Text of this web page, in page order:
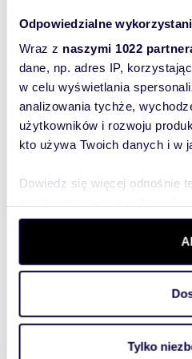
Odpowiedzialne
Wraz z naszymi 1022
dane, np. adres IP,
w celu wyświetlania
analizowania tychże,
użytkowników i rozwoju
kto używa Twoich danych i w
Dowiedz się więcej odnośnie
szczegółów. W Deklaracji
wycofać swoją zgodę w
aby oferować funkcje
witrynie. Informacje o tym,
analitycznym. Partnerzy
Tylko
WYRÓŻNIONE
WYRÓŻNIONE